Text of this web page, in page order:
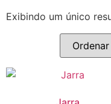
Exibindo um único